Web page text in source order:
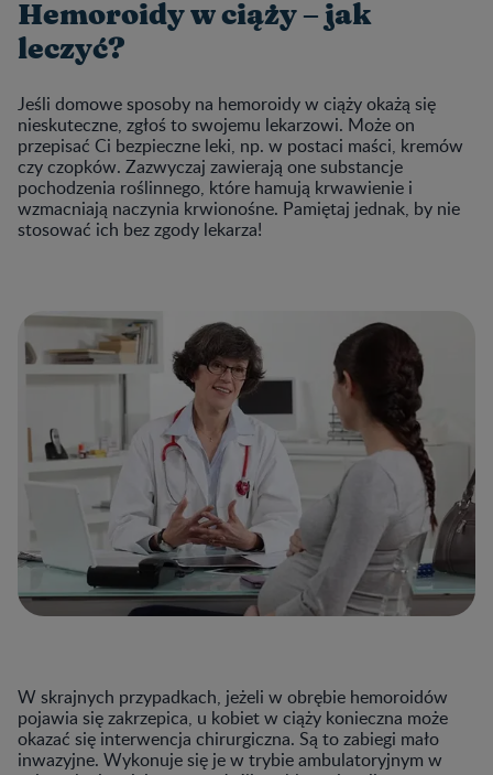
Hemoroidy w ciąży – jak
leczyć?
Jeśli domowe sposoby na hemoroidy w ciąży okażą się
nieskuteczne, zgłoś to swojemu lekarzowi. Może on
przepisać Ci bezpieczne leki, np. w postaci maści, kremów
czy czopków. Zazwyczaj zawierają one substancje
pochodzenia roślinnego, które hamują krwawienie i
wzmacniają naczynia krwionośne. Pamiętaj jednak, by nie
stosować ich bez zgody lekarza!
W skrajnych przypadkach, jeżeli w obrębie hemoroidów
pojawia się zakrzepica, u kobiet w ciąży konieczna może
okazać się interwencja chirurgiczna. Są to zabiegi mało
inwazyjne. Wykonuje się je w trybie ambulatoryjnym w